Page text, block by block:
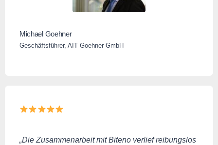
Michael Goehner
Geschäftsführer, AIT Goehner GmbH
„Die Zusammenarbeit mit Biteno verlief reibungslos